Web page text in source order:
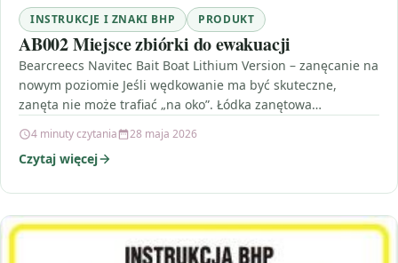
INSTRUKCJE I ZNAKI BHP PRODUKT
AB002 Miejsce zbiórki do ewakuacji
Bearcreecs Navitec Bait Boat Lithium Version – zanęcanie na
nowym poziomie Jeśli wędkowanie ma być skuteczne,
zanęta nie może trafiać „na oko”. Łódka zanętowa…
4 minuty czytania 28 maja 2026
Czytaj więcej